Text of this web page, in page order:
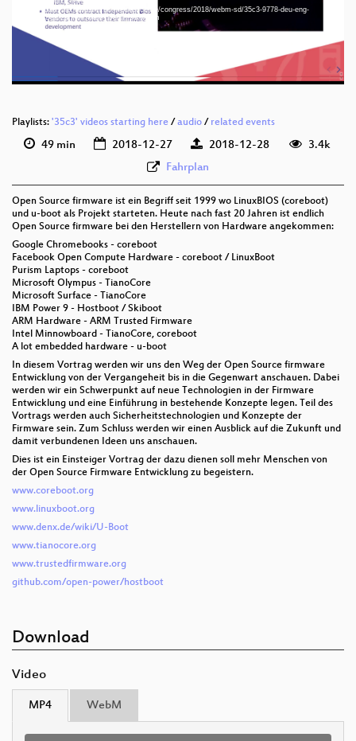
Download File: https://cdn.media.ccc.de/congress/2018/webm-sd/35c3-9778-deu-eng-
Open_Source_Firmware_webm-sd.webm
deu
Playlists: '35c3' videos starting here / audio / related events
49 min 2018-12-27 2018-12-28
3.4k
Fahrplan
Open Source firmware ist ein Begriff seit 1999 wo LinuxBIOS (coreboot)
und u-boot als Projekt starteten. Heute nach fast 20 Jahren ist endlich
Open Source firmware bei den Herstellern von Hardware angekommen:
Google Chromebooks - coreboot
Facebook Open Compute Hardware - coreboot / LinuxBoot
Purism Laptops - coreboot
Microsoft Olympus - TianoCore
Microsoft Surface - TianoCore
IBM Power 9 - Hostboot / Skiboot
ARM Hardware - ARM Trusted Firmware
Intel Minnowboard - TianoCore, coreboot
A lot embedded hardware - u-boot
In diesem Vortrag werden wir uns den Weg der Open Source firmware
Entwicklung von der Vergangeheit bis in die Gegenwart anschauen. Dabei
werden wir ein Schwerpunkt auf neue Technologien in der Firmware
Entwicklung und eine Einführung in bestehende Konzepte legen. Teil des
Vortrags werden auch Sicherheitstechnologien und Konzepte der
Firmware sein. Zum Schluss werden wir einen Ausblick auf die Zukunft und
damit verbundenen Ideen uns anschauen.
Dies ist ein Einsteiger Vortrag der dazu dienen soll mehr Menschen von
der Open Source Firmware Entwicklung zu begeistern.
www.coreboot.org
www.linuxboot.org
www.denx.de/wiki/U-Boot
www.tianocore.org
www.trustedfirmware.org
github.com/open-power/hostboot
Download
Video
MP4 WebM